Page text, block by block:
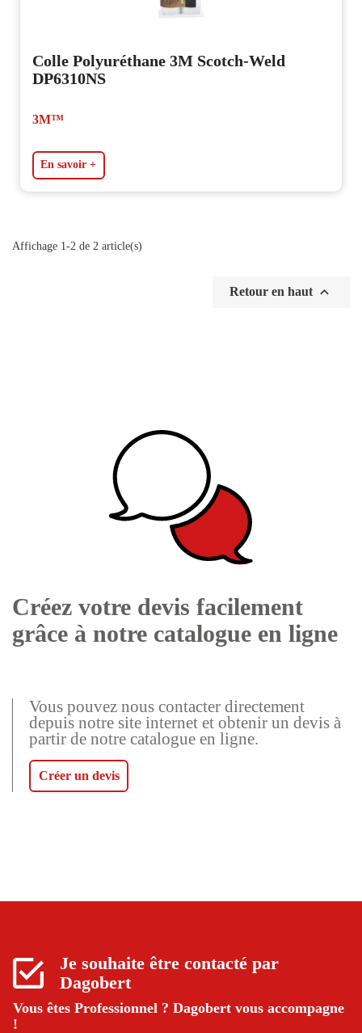
Colle Polyuréthane 3M Scotch-Weld
DP6310NS
3M™
En savoir +
Affichage 1-2 de 2 article(s)
Retour en haut 
Créez votre devis facilement
grâce à notre catalogue en ligne
Vous pouvez nous contacter directement
depuis notre site internet et obtenir un devis à
partir de notre catalogue en ligne.
Créer un devis
Je souhaite être contacté par
Dagobert
Vous êtes Professionnel ? Dagobert vous accompagne
!